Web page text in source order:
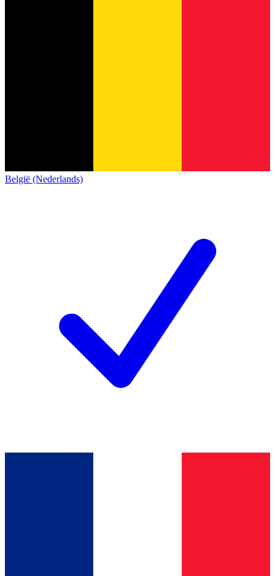
België (Nederlands)